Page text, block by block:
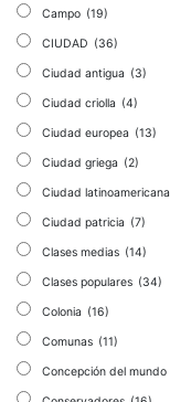
Campo (19)
CIUDAD (36)
Ciudad antigua (3)
Ciudad criolla (4)
Ciudad europea (13)
Ciudad griega (2)
Ciudad latinoamericana
Ciudad patricia (7)
Clases medias (14)
Clases populares (34)
Colonia (16)
Comunas (11)
Concepción del mundo